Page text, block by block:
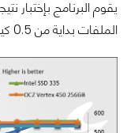
يقوم البرنامج
الملفات بداية من 0.5 كيلوبايت وحتى 8 ميجا.